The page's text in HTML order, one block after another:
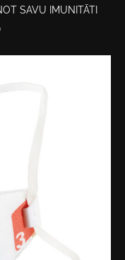
SAVU IMUNITĀTI